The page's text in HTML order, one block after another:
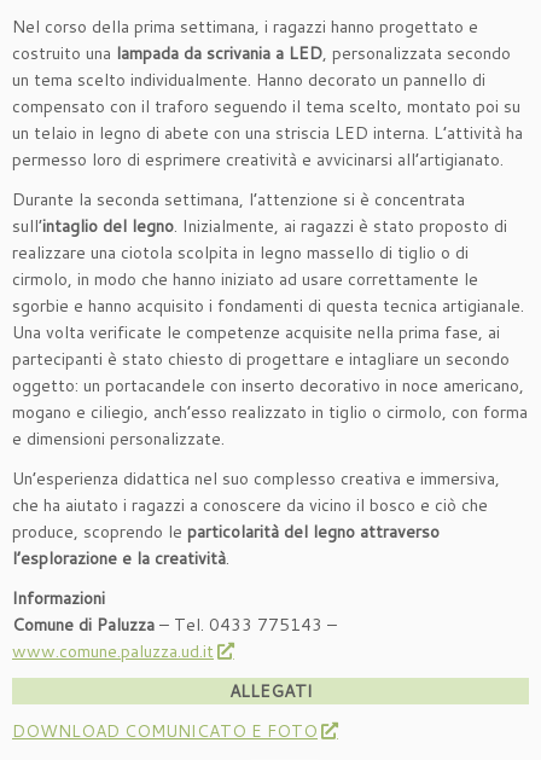
Nel corso della prima settimana, i ragazzi hanno progettato e
costruito una lampada da scrivania a LED, personalizzata secondo
un tema scelto individualmente. Hanno decorato un pannello di
compensato con il traforo seguendo il tema scelto, montato poi su
un telaio in legno di abete con una striscia LED interna. L’attività ha
permesso loro di esprimere creatività e avvicinarsi all’artigianato.
Durante la seconda settimana, l’attenzione si è concentrata
sull’intaglio del legno. Inizialmente, ai ragazzi è stato proposto di
realizzare una ciotola scolpita in legno massello di tiglio o di
cirmolo, in modo che hanno iniziato ad usare correttamente le
sgorbie e hanno acquisito i fondamenti di questa tecnica artigianale.
Una volta verificate le competenze acquisite nella prima fase, ai
partecipanti è stato chiesto di progettare e intagliare un secondo
oggetto: un portacandele con inserto decorativo in noce americano,
mogano e ciliegio, anch’esso realizzato in tiglio o cirmolo, con forma
e dimensioni personalizzate.
Un’esperienza didattica nel suo complesso creativa e immersiva,
che ha aiutato i ragazzi a conoscere da vicino il bosco e ciò che
produce, scoprendo le particolarità del legno attraverso
l’esplorazione e la creatività.
Informazioni
Comune di Paluzza – Tel. 0433 775143 –
www.comune.paluzza.ud.it
ALLEGATI
DOWNLOAD COMUNICATO E FOTO